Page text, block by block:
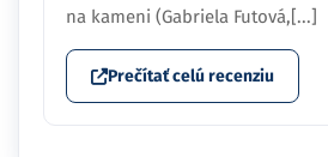
na kameni (Gabriela Futová,[...]
Prečítať celú recenziu